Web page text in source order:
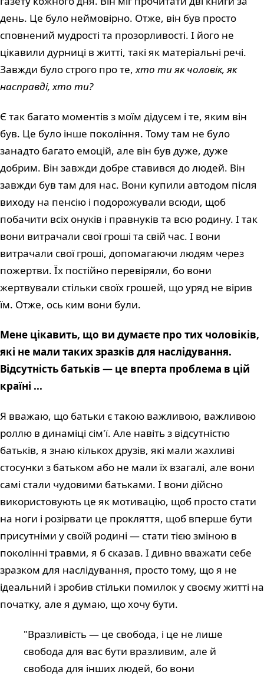
день. Це було неймовірно. Отже, він був просто
сповнений мудрості та прозорливості. І його не
цікавили дурниці в житті, такі як матеріальні речі.
Завжди було строго про те,хто ти як чоловік, як
насправді, хто ти?
Є так багато моментів з моїм дідусем і те, яким він
був. Це було інше покоління. Тому там не було
занадто багато емоцій, але він був дуже, дуже
добрим. Він завжди добре ставився до людей. Він
завжди був там для нас. Вони купили автодом після
виходу на пенсію і подорожували всюди, щоб
побачити всіх онуків і правнуків та всю родину. І так
вони витрачали свої гроші та свій час. І вони
витрачали свої гроші, допомагаючи людям через
пожертви. Їх постійно перевіряли, бо вони
жертвували стільки своїх грошей, що уряд не вірив
їм. Отже, ось ким вони були.
Мене цікавить, що ви думаєте про тих чоловіків,
які не мали таких зразків для наслідування.
Відсутність батьків — це вперта проблема в цій
країні ...
Я вважаю, що батьки є такою важливою, важливою
роллю в динаміці сім'ї. Але навіть з відсутністю
батьків, я знаю кількох друзів, які мали жахливі
стосунки з батьком або не мали їх взагалі, але вони
самі стали чудовими батьками. І вони дійсно
використовують це як мотивацію, щоб просто стати
на ноги і розірвати це прокляття, щоб вперше бути
присутніми у своїй родині — стати тією зміною в
поколінні травми, я б сказав. І дивно вважати себе
зразком для наслідування, просто тому, що я не
ідеальний і зробив стільки помилок у своєму житті на
початку, але я думаю, що хочу бути.
"Вразливість — це свобода, і це не лише
свобода для вас бути вразливим, але й
свобода для інших людей, бо вони